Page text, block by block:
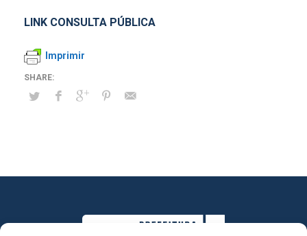
LINK CONSULTA PÚBLICA
Imprimir